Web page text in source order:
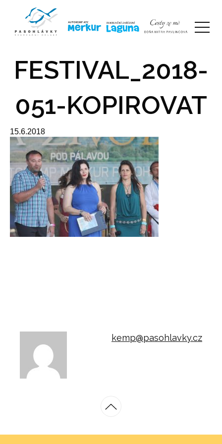
FESTIVAL_2018-
051-KOPIROVAT
15.6.2018
kemp@pasohlavky.cz